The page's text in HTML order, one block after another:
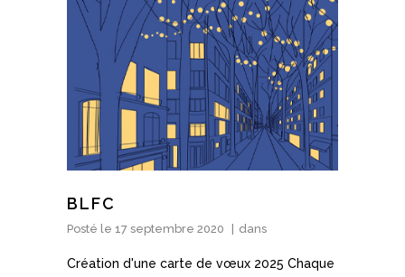
BLFC
Posté le 17 septembre 2020 dans
Création d'une carte de vœux 2025 Chaque